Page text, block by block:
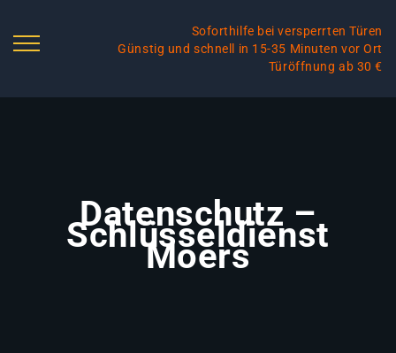
Soforthilfe bei versperrten Türen
Günstig und schnell in 15-35 Minuten vor Ort
Türöffnung ab 30 €
Datenschutz –
Schlüsseldienst
Moers